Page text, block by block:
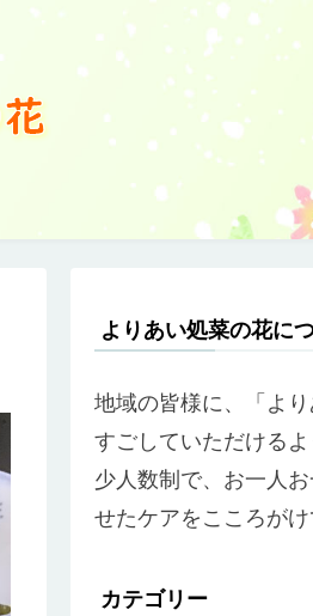
よりあい処菜の花に
地域の皆様に、「よ
すごしていただける
少人数制で、お一人
せたケアをこころがけ
カテゴリー